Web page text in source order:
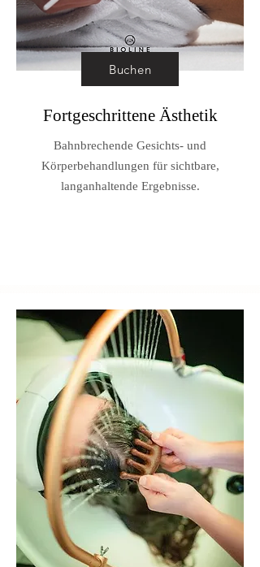
Buchen
Fortgeschrittene Ästhetik
Bahnbrechende Gesichts- und
Körperbehandlungen für sichtbare,
langanhaltende Ergebnisse.